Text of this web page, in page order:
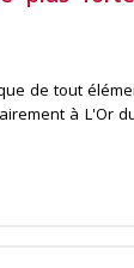
de tout
à L'Or